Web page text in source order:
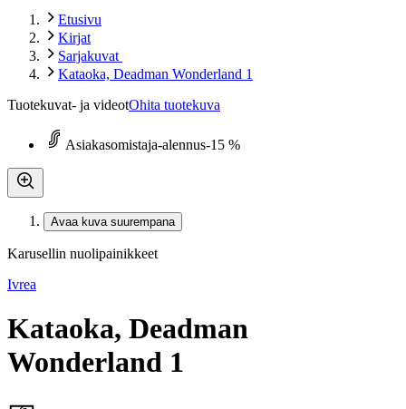
Etusivu
Kirjat
Sarjakuvat
Kataoka, Deadman Wonderland 1
Tuotekuvat- ja videotOhita tuotekuva
Asiakasomistaja-alennus-15 %
Avaa kuva suurempana
Karusellin nuolipainikkeet
Ivrea
Kataoka, Deadman
Wonderland 1